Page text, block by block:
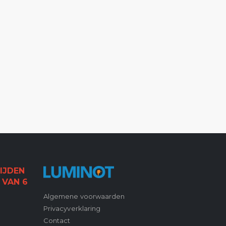
VAN 6
Algemene voorwaarden
Privacyverklaring
Contact